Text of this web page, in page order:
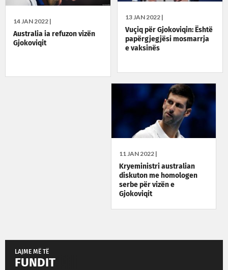
14 JAN 2022 |
Australia ia refuzon vizën
Gjokoviqit
13 JAN 2022 |
Vuçiq për Gjokoviqin: Është
papërgjegjësi mosmarrja
e vaksinës
11 JAN 2022 |
Kryeministri australian
diskuton me homologen
serbe për vizën e
Gjokoviqit
LAJME MË TË
FUNDIT